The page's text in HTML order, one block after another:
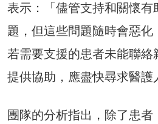
表示：「儘管支持和關懷有
題，但這些問題隨時會惡
若需要支援的患者未能聯
提供協助，應盡快尋求醫護
團隊的分析指出，除了患